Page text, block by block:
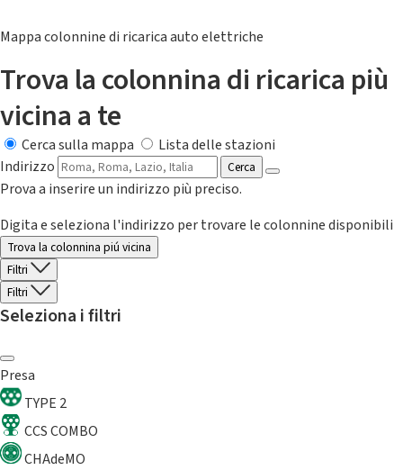
Mappa colonnine di ricarica auto elettriche
Trova la colonnina di ricarica più
vicina a te
Cerca sulla mappa
Lista delle stazioni
Indirizzo
Cerca
Prova a inserire un indirizzo più preciso.
Digita e seleziona l'indirizzo per trovare le colonnine disponibili
Trova la colonnina piú vicina
Filtri
Filtri
Seleziona i filtri
Presa
TYPE 2
CCS COMBO
CHAdeMO